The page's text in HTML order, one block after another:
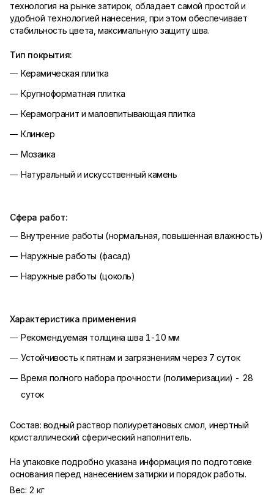
технология на рынке затирок, обладает самой простой и
удобной технологией нанесения, при этом обеспечивает
стабильность цвета, максимальную защиту шва.
Тип покрытия:
Керамическая плитка
Крупноформатная плитка
Керамогранит и маловпитывающая плитка
Клинкер
Мозаика
Натуральный и искусственный камень
Сфера работ:
Внутренние работы (нормальная, повышенная влажность)
Наружные работы (фасад)
Наружные работы (цоколь)
Характеристика применения
Рекомендуемая толщина шва 1-10 мм
Устойчивость к пятнам и загрязнениям через 7 суток
Время полного набора прочности (полимеризации) - 28
суток
Состав: водный раствор полиуретановых смол, инертный
кристаллический сферический наполнитель.
На упаковке подробно указана информация по подготовке
основания перед нанесением затирки и порядок работы.
Вес: 2 кг